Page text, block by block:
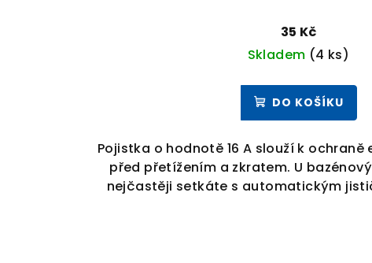
35 Kč
Skladem (4 ks)
DO KOŠÍKU
Pojistka o hodnotě 16 A slouží k
před přetížením a zkratem. U
nejčastěji setkáte s automatickým